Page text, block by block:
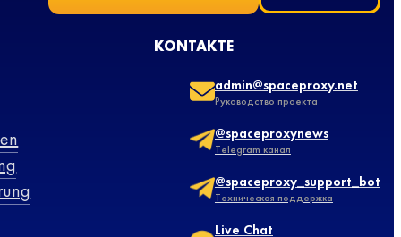
KONTAKTE
admin@spaceproxy.net
Руководство проекта
@spaceproxynews
Telegram канал
@spaceproxy_support_bot
Техническая поддержка
Live Chat